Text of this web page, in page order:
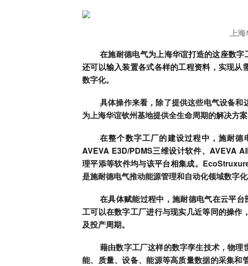
上海
在施耐德电气为上海华谊打造的这座数字
还可以输入装置各式各样的工程资料， 实现从
数字化。
具体操作来看，除了提供这些电气设备和
为上海华谊钦州基地提供全生命周期的解决方案
在整个数字工厂的建设过程中， 施耐德
AVEVA E3D/PDMS三维设计软件、AVEVA
理平添等软件均与该平台相集成。
是施耐德电气推动能源管理和自动化领域数字化
在具体赋能过程中， 施耐德电气在云平台
工可以在数字工厂进行与现实几近等同的操作
及投产周期。
藉由数字工厂这样的数字孪生技术，物
能、质量、设备、能源等高质量数据的采集